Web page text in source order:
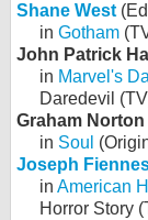
Shane West
in Gotham
John Patrick
in Marvel's
Daredevil
Graham Norton
in Soul
Joseph
in American
Horror Story